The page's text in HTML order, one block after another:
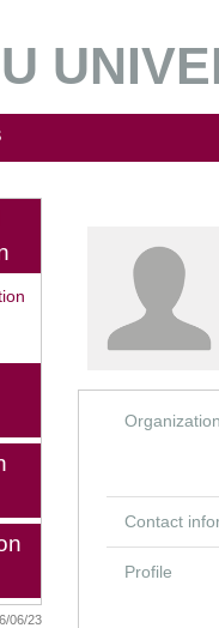
06/23
Organization
Contact
Profile